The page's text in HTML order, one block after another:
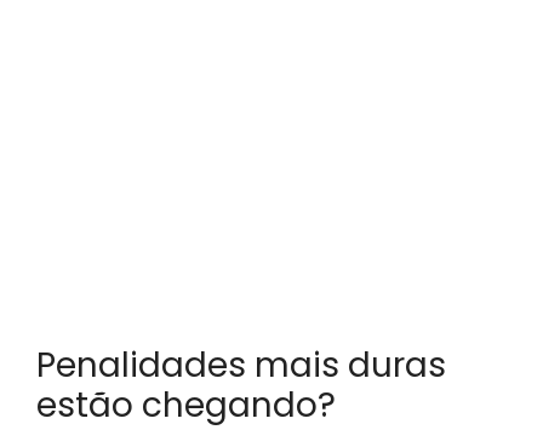
Penalidades mais duras
estão chegando?